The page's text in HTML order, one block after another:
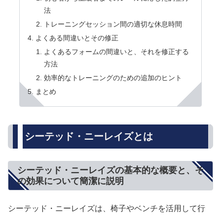
法
トレーニングセッション間の適切な休息時間
よくある間違いとその修正
よくあるフォームの間違いと、それを修正する
方法
効率的なトレーニングのための追加のヒント
まとめ
シーテッド・ニーレイズとは
シーテッド・ニーレイズの基本的な概要と、そ
の効果について簡潔に説明
シーテッド・ニーレイズは、椅子やベンチを活用して行